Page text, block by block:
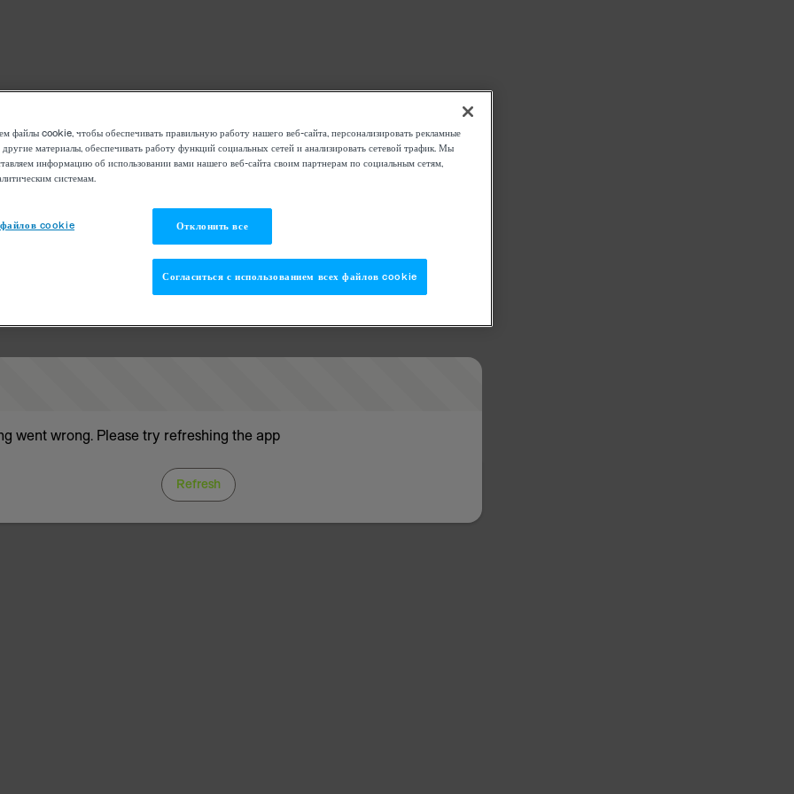
went wrong. Please try refreshing the app
Refresh
файлы cookie, чтобы обеспечивать правильную работу нашего веб-сайта, персонализировать рекламные
другие материалы, обеспечивать работу функций социальных сетей и анализировать сетевой трафик. Мы
информацию об использовании вами нашего веб-сайта своим партнерам по социальным сетям,
системам.
cookie Отклонить все
Согласиться с использованием всех файлов cookie